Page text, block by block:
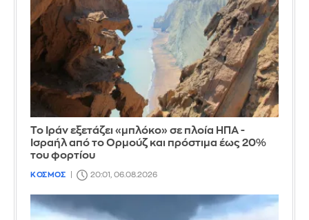
Το Ιράν εξετάζει «μπλόκο» σε πλοία ΗΠΑ -
Ισραήλ από το Ορμούζ και πρόστιμα έως 20%
του φορτίου
ΚΟΣΜΟΣ 20:01, 06.08.2026